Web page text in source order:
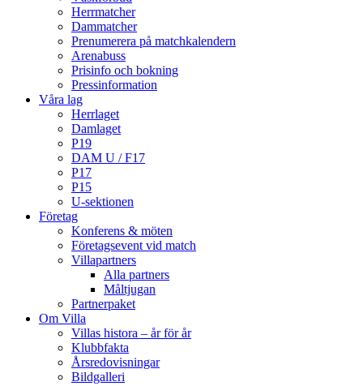
Herrmatcher
Dammatcher
Prenumerera på matchkalendern
Arenabuss
Prisinfo och bokning
Pressinformation
Våra lag
Herrlaget
Damlaget
P19
DAM U / F17
P17
P15
U-sektionen
Företag
Konferens & möten
Företagsevent vid match
Villapartners
Alla partners
Måltjugan
Partnerpaket
Om Villa
Villas histora – år för år
Klubbfakta
Årsredovisningar
Bildgalleri